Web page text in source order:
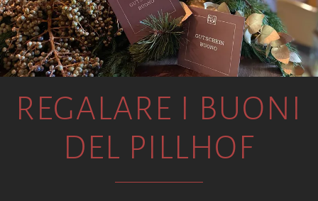
REGALARE I BUONI
DEL PILLHOF